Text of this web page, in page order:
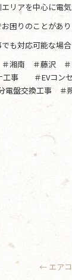
リアを中心に電
困りのことがあ
も対応可能な場
湘南 ＃藤沢
工事 ＃EVコン
電盤交換工事
← エア